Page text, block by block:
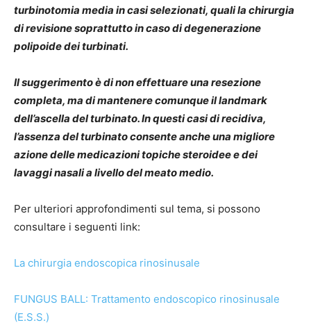
turbinotomia media in casi selezionati, quali la chirurgia
di revisione soprattutto in caso di degenerazione
polipoide dei turbinati.
Il suggerimento è di non effettuare una resezione
completa, ma di mantenere comunque il landmark
dell’ascella del turbinato. In questi casi di recidiva,
l’assenza del turbinato consente anche una migliore
azione delle medicazioni topiche steroidee e dei
lavaggi nasali a livello del meato medio.
Per ulteriori approfondimenti sul tema, si possono
consultare i seguenti link:
La chirurgia endoscopica rinosinusale
FUNGUS BALL: Trattamento endoscopico rinosinusale
(E.S.S.)